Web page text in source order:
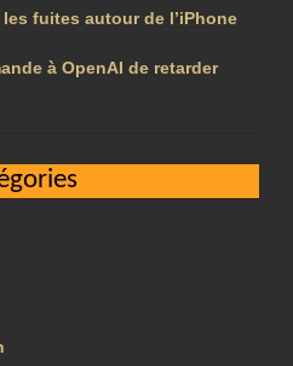
fuites autour de l’iPhone
à OpenAI de retarder